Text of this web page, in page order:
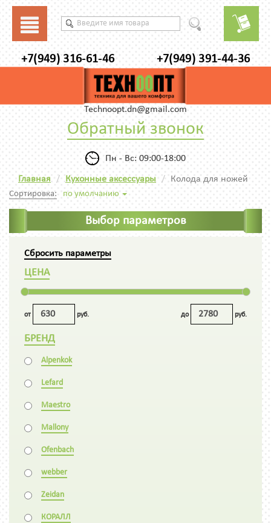
+7(949) 316-61-46 +7(949) 391-44-36
Technoopt.dn@gmail.com
Обратный звонок
Пн - Вс: 09:00-18:00
Главная Кухонные аксессуары Колода для ножей
Сортировка: по умолчанию
Выбор параметров
Сбросить параметры
ЦЕНА
от руб. до руб.
БРЕНД
Alpenkok
Lefard
Maestro
Mallony
Ofenbach
webber
Zeidan
КОРАЛЛ